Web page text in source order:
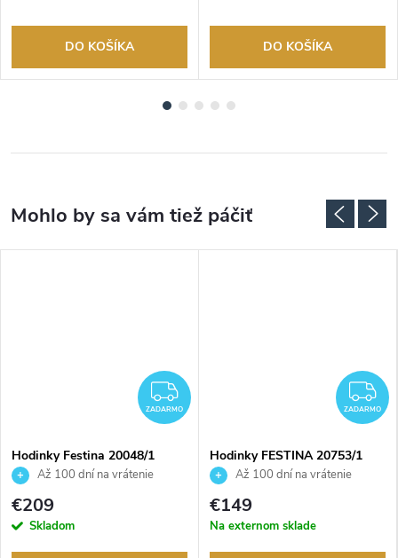
DO KOŠÍKA DO KOŠÍKA
ZADARMO
ZADARMO
Hodinky Festina 20048/1
Až 100 dní na vrátenie
tovaru. Autorizovaný predajca.
€209
Skladom
ZADARMO
Hodinky FESTINA 20753/1
Až 100 dní na vrátenie
tovaru. Autorizovaný predajca.
€149
Na externom sklade